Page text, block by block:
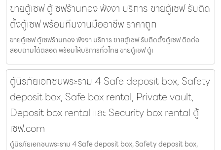
ขายตู้เซฟ ตู้เซฟร้านทอง พังงา บริการ ขายตู้เซฟ รับติด
ตั้งตู้เซฟ พร้อมทีมงานมืออาชีพ ราคาถูก
ขายตู้เซฟ ตู้เซฟร้านทอง พังงา บริการ ขายตู้เซฟ รับติดตั้งตู้เซฟ ติดต่อ
สอบถามได้ตลอด พร้อมให้บริการทั่วไทย ขายตู้เซฟ ตู้เ
ตู้นิรภัยเอกชนพระราม 4 Safe deposit box, Safety
deposit box, Safe box rental, Private vault,
Deposit box rental และ Security box rental ตู้
เซฟ.com
ตู้นิรภัยเอกชนพระราม 4 Safe deposit box, Safety deposit box,